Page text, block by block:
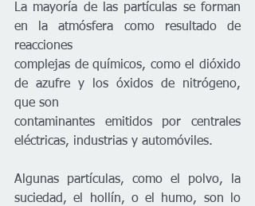
La mayoría de las partículas se forman
en la atmósfera como resultado de
reacciones
complejas de químicos, como el dióxido
de azufre y los óxidos de nitrógeno,
que son
contaminantes emitidos por centrales
eléctricas, industrias y automóviles.
Algunas partículas, como el polvo, la
suciedad, el hollín, o el humo, son lo